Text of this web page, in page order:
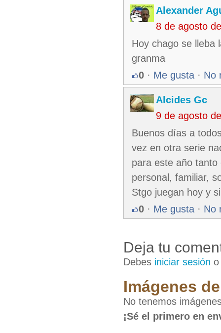
Alexander
8 de agosto
Hoy chago se lleba
granma
0 · Me gusta · No
Alcides Gc
9 de agosto
Buenos días a
vez en otra serie
para este año
personal, familiar,
Stgo juegan hoy y
0 · Me gusta · No
Deja tu
Debes iniciar sesión
Imágenes
No tenemos
¡Sé el primero en